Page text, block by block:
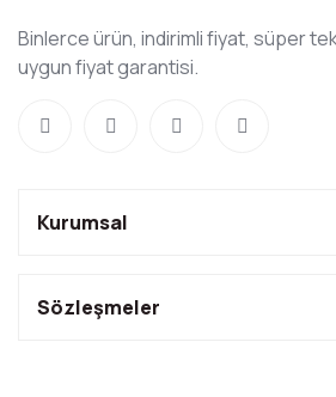
Binlerce ürün, indirimli fiyat, süper
uygun fiyat garantisi.
Kurumsal
Sözleşmeler